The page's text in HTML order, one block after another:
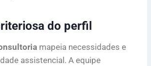
do perfil
mapeia necessidades e
assistencial. A equipe